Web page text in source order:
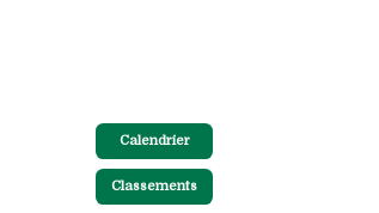
Calendrier
Classements